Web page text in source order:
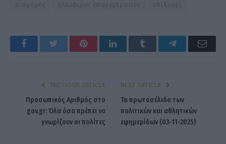
εισφορές Ελεύθεροι επαγγελματίες επιλογές
Facebook Twitter PinterestLinkedIn Tumblr Telegram
PREVIOUS ARTICLE
Προσωπικός Αριθμός στο
gov.gr: Όλα όσα πρέπει να
γνωρίζουν οι πολίτες
NEXT ARTICLE
Τα πρωτοσέλιδα των
πολιτικών και αθλητικών
εφημερίδων (03-11-2025)